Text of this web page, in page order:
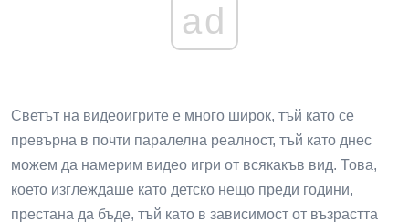
ad
Светът на видеоигрите е много широк, тъй като се
превърна в почти паралелна реалност, тъй като днес
можем да намерим видео игри от всякакъв вид. Това,
което изглеждаше като детско нещо преди години,
престана да бъде, тъй като в зависимост от възрастта